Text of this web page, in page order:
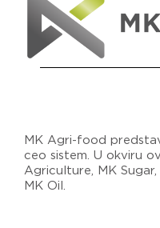
MK Agri-food
ceo sistem. U okviru
Agriculture, MK
MK Oil.